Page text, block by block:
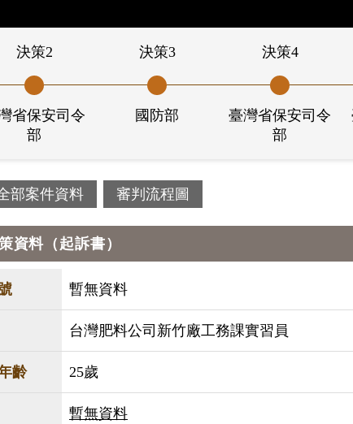
決策2
省保安司令
部
決策3
國防部
決策4
臺灣省保安司令
部
部案件資料 審判流程圖
資料（起訴書）
暫無資料
台灣肥料公司新竹廠工務課實習員
齡 25歲
暫無資料